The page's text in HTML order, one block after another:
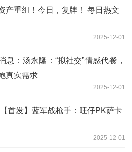
产重组！今日，复牌！ 每日热文
2025-12-01
息：汤永隆：“拟社交”情感代餐，
真实需求
2025-12-01
首发】蓝军战枪手：旺仔PK萨卡
2025-12-01